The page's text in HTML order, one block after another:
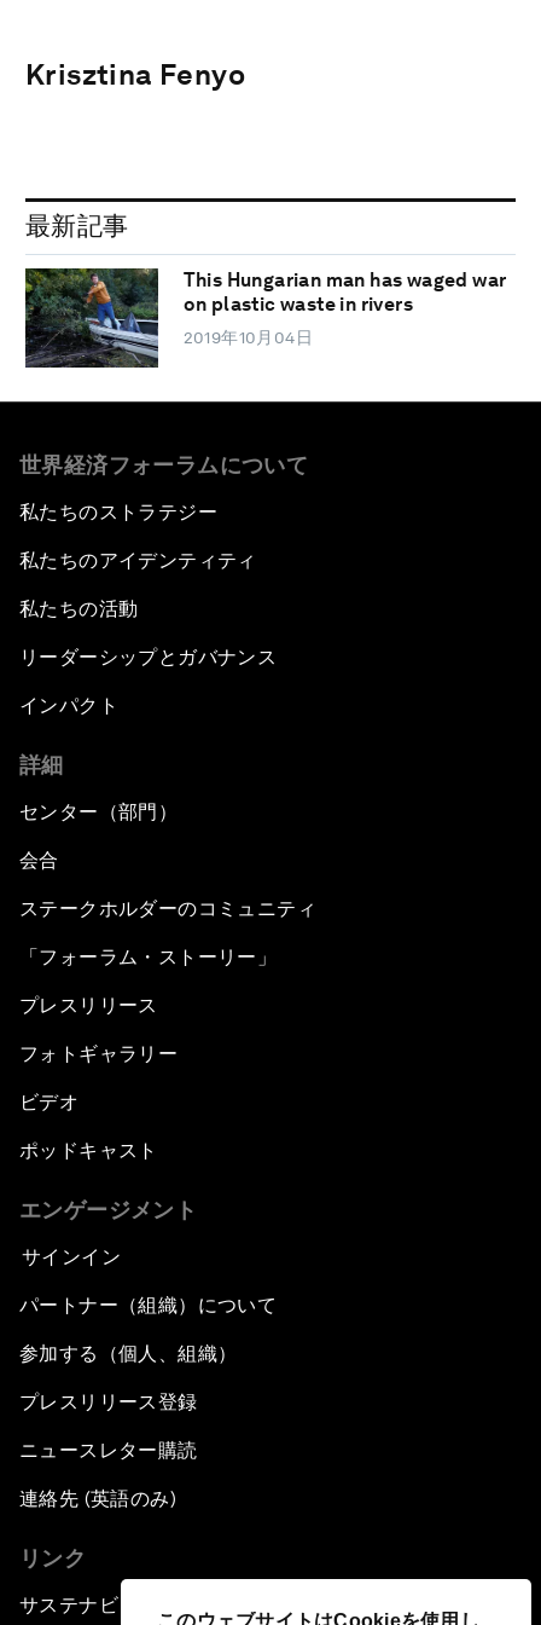
このウェブサイトはCookieを使用し
Krisztina Fenyo
最新記事
This Hungarian man has waged war
on plastic waste in rivers
2019年10月04日
世界経済フォーラムについて
私たちのストラテジー
私たちのアイデンティティ
私たちの活動
リーダーシップとガバナンス
インパクト
詳細
センター（部門）
会合
ステークホルダーのコミュニティ
「フォーラム・ストーリー」
プレスリリース
フォトギャラリー
ビデオ
ポッドキャスト
エンゲージメント
サインイン
パートナー（組織）について
参加する（個人、組織）
プレスリリース登録
ニュースレター購読
連絡先 (英語のみ)
リンク
サステナビリティへの取り組み